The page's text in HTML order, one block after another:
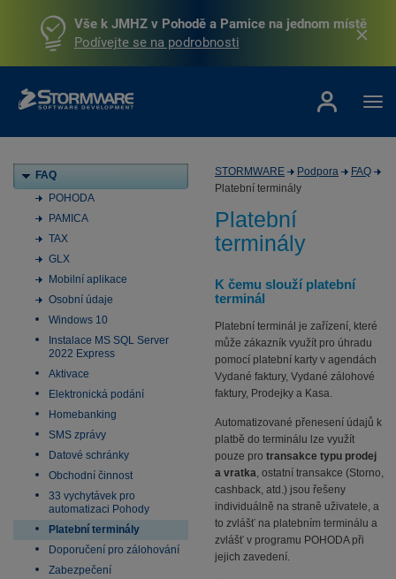
Vše k JMHZ v Pohodě a Pamice na jednom místě
Podívejte se na podrobnosti
FAQ
POHODA
PAMICA
TAX
GLX
Mobilní aplikace
Osobní údaje
Windows 10
Instalace MS SQL Server
2022 Express
Aktivace
Elektronická podání
Homebanking
SMS zprávy
Datové schránky
Obchodní činnost
33 vychytávek pro
automatizaci Pohody
Platební terminály
Doporučení pro zálohování
Zabezpečení
STORMWARE Podpora
FAQ
Platební terminály
Platební
terminály
K čemu slouží platební
terminál
Platební terminál je zařízení, které
může zákazník využít pro úhradu
pomocí platební karty v agendách
Vydané faktury, Vydané zálohové
faktury, Prodejky a Kasa.
Automatizované přenesení údajů k
platbě do terminálu lze využít
pouze pro transakce typu prodej
a vratka, ostatní transakce (Storno,
cashback, atd.) jsou řešeny
individuálně na straně uživatele, a
to zvlášť na platebním terminálu a
zvlášť v programu POHODA při
jejich zavedení.